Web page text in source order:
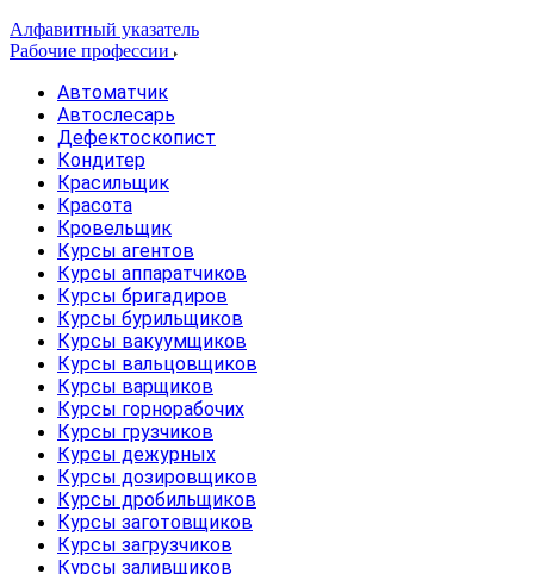
Алфавитный указатель
Рабочие профессии
Автоматчик
Автослесарь
Дефектоскопист
Кондитер
Красильщик
Красота
Кровельщик
Курсы агентов
Курсы аппаратчиков
Курсы бригадиров
Курсы бурильщиков
Курсы вакуумщиков
Курсы вальцовщиков
Курсы варщиков
Курсы горнорабочих
Курсы грузчиков
Курсы дежурных
Курсы дозировщиков
Курсы дробильщиков
Курсы заготовщиков
Курсы загрузчиков
Курсы заливщиков